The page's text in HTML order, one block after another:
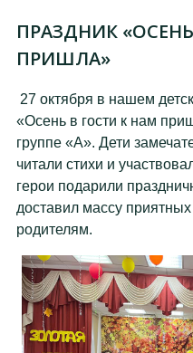
ПРАЗДНИК
ПРИШЛА»
27 октября в нашем
«Осень в гости к нам
группе «А». Дети
читали стихи и
герои подарили
доставил массу
родителям.